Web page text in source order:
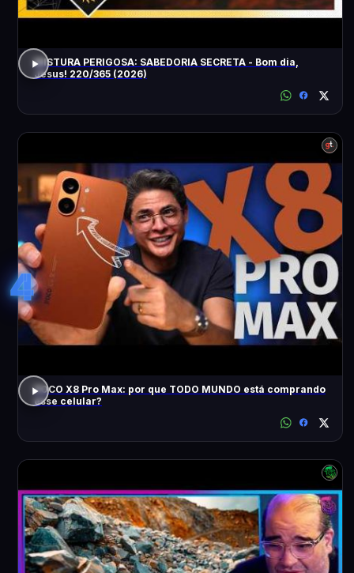
MISTURA PERIGOSA: SABEDORIA SECRETA - Bom dia,
Jesus! 220/365 (2026)
4
POCO X8 Pro Max: por que TODO MUNDO está comprando
esse celular?